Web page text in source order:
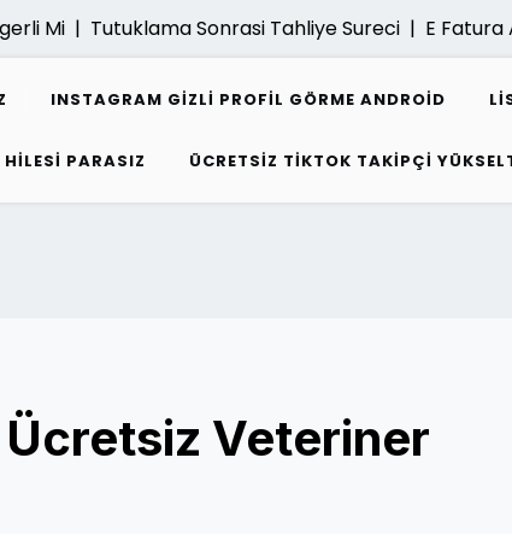
|Tutuklama Sonrasi Tahliye Sureci |E Fatura
INSTAGRAM GIZLI PROFIL GÖRME ANDROID
PARASIZ ÜCRETSIZ TIKTOK TAKIPÇI
Ücretsiz Veteriner